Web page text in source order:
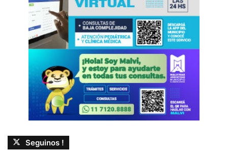
Seguinos !